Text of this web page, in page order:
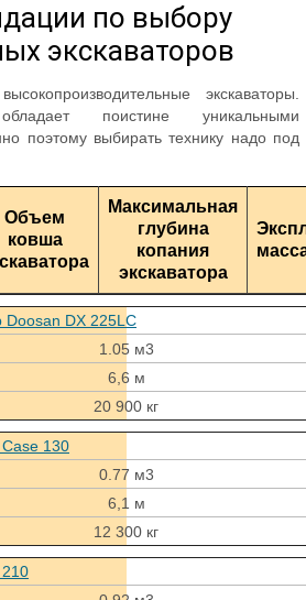
по выбору
экскаваторов
экскаваторы.
поистине уникальными
поэтому выбирать технику надо под
Объем
ковша
Максимальная
глубина
копания
экскаватора
Doosan DX 225LС
1.05 м3
6,6 м
20 900 кг
Case 130
0.77 м3
6,1 м
12 300 кг
210